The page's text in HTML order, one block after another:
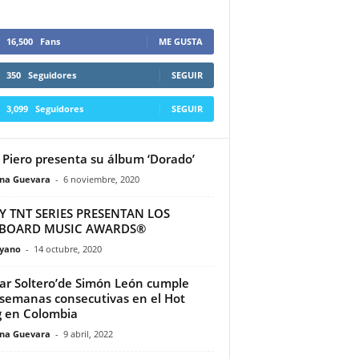
16,500 Fans ME GUSTA
350 Seguidores SEGUIR
3,099 Seguidores SEGUIR
Piero presenta su álbum ‘Dorado’
Guevara - 6 noviembre, 2020
TNT SERIES PRESENTAN LOS
MUSIC AWARDS®
- 14 octubre, 2020
Soltero’de Simón León cumple
consecutivas en el Hot
en Colombia
Guevara - 9 abril, 2022